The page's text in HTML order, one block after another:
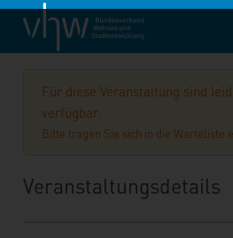
vhw – Bundesverband für Wohnen und
Fortbildung
BB260700
Für diese Veranstaltung sind
verfügbar.
Bitte tragen Sie sich in die Warteliste
Veranstaltungsdetails